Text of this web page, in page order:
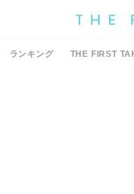
ランキング THE FIRST